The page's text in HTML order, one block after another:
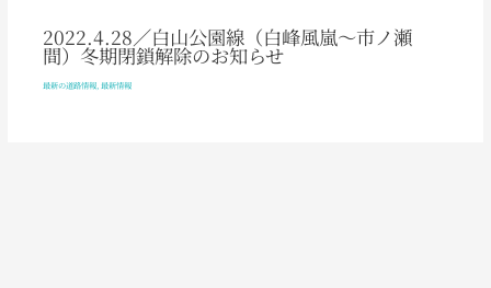
2022.4.28／白山公園線（白峰風嵐～市ノ瀬
間）冬期閉鎖解除のお知らせ
最新の道路情報, 最新情報